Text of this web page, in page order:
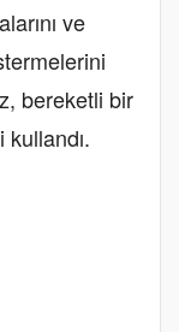
ve
bereketli bir